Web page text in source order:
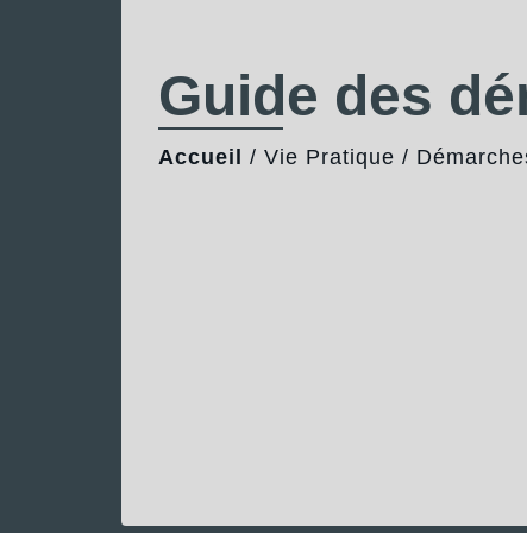
Guide des
Accueil / Vie Pratique /